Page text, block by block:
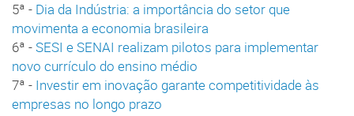
5ª - Dia da Indústria: a importância do setor que
movimenta a economia brasileira
6ª -SESI e SENAI realizam pilotos para implementar
novo currículo do ensino médio
7ª - Investir em inovação garante competitividade às
empresas no longo prazo